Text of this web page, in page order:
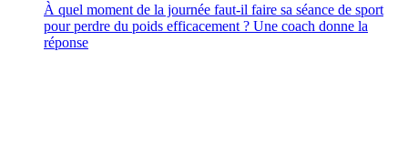
À quel moment de la journée faut-il faire sa séance de sport
pour perdre du poids efficacement ? Une coach donne la
réponse